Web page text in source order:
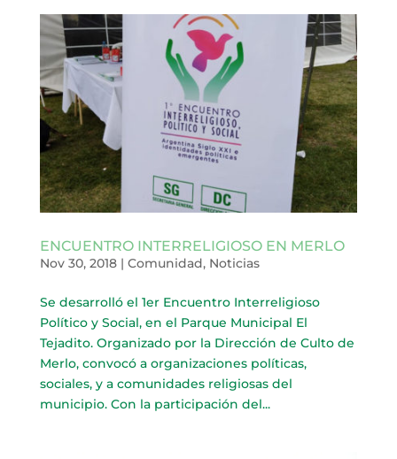
ENCUENTRO INTERRELIGIOSO EN MERLO
Nov 30, 2018| Comunidad, Noticias
Se desarrolló el 1er Encuentro Interreligioso
Político y Social, en el Parque Municipal El
Tejadito. Organizado por la Dirección de Culto de
Merlo, convocó a organizaciones políticas,
sociales, y a comunidades religiosas del
municipio. Con la participación del...